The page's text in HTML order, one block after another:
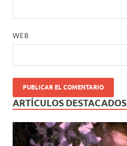
WEB
ARTÍCULOS DESTACADOS